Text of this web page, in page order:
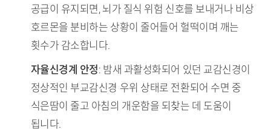
공급이 유지되면, 뇌가 질식 위험 신호를 보내거나 비상
호르몬을 분비하는 상황이 줄어들어 헐떡이며 깨는
횟수가 감소합니다.
자율신경계 안정: 밤새 과활성화되어 있던 교감신경이
정상적인 부교감신경 우위 상태로 전환되어 수면 중
식은땀이 줄고 아침의 개운함을 되찾는 데 도움이
됩니다.